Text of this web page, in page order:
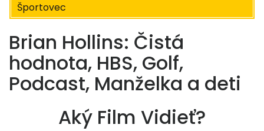
Športovec
Brian Hollins: Čistá
hodnota, HBS, Golf,
Podcast, Manželka a deti
Aký Film Vidieť?